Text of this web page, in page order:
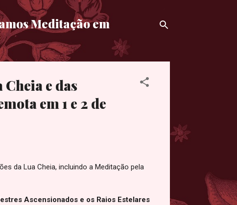
Meditação em
e das
em 1 e 2 de
da Lua Cheia, incluindo a Meditação pela
Ascensionados e os Raios Estelares